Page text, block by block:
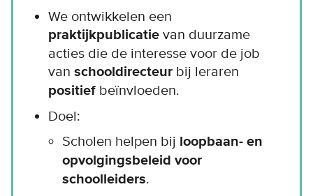
We ontwikkelen een
praktijkpublicatie van duurzame
acties die de interesse voor de job
van schooldirecteur bij leraren
positief beïnvloeden.
Doel:
Scholen helpen bij loopbaan- en
opvolgingsbeleid voor
schoolleiders.